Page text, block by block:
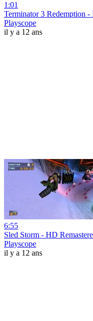
1:01
Terminator 3 Redemption -
Playscope
il y a 12 ans
6:55
Sled Storm - HD
Playscope
il y a 12 ans